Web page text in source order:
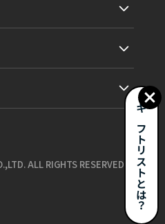
ギフトリストとは？
ALL RIGHTS RESERVED.